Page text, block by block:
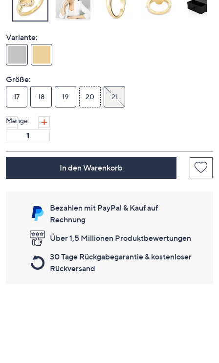
Variante:
Größe:
17 18 19 20 21
Menge:
In den Warenkorb
Bezahlen mit PayPal & Kauf auf
Rechnung
Über 1,5 Millionen Produktbewertungen
30 Tage Rückgabegarantie & kostenloser
Rückversand